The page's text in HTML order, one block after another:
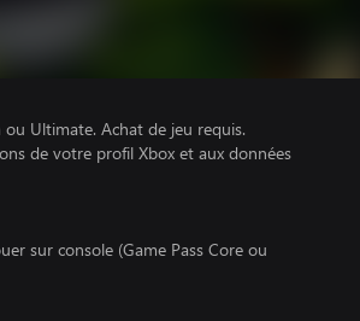
ou Ultimate. Achat de jeu requis.
de votre profil Xbox et aux données
sur console (Game Pass Core ou